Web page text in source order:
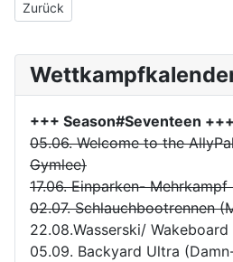
Vorheriger Beitrag:
Zurück
+++ Season#Seventeen +++
05.06. Welcome to the
Gymlee)
17.06. Einparken-
02.07. Schlauchbootrennen
22.08.Wasserski/
05.09. Backyard Ultra